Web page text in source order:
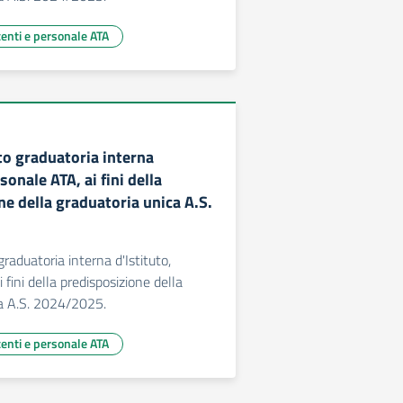
e personale ATA
graduatoria interna
ATA, ai fini della
della graduatoria unica A.S.
interna d'Istituto,
fini della predisposizione della
A.S. 2024/2025.
e personale ATA